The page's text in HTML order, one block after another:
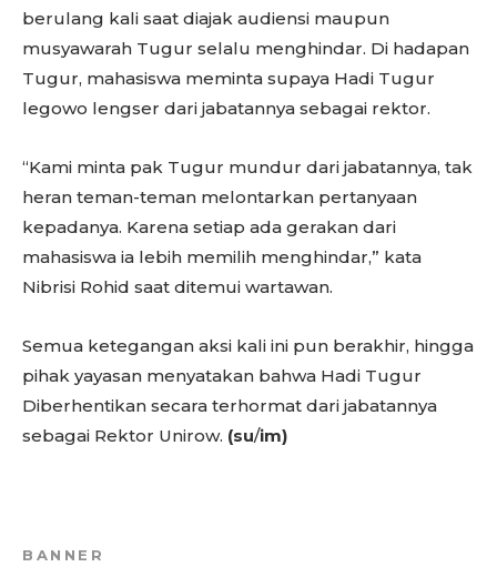
berulang kali saat diajak audiensi maupun
musyawarah Tugur selalu menghindar. Di hadapan
Tugur, mahasiswa meminta supaya Hadi Tugur
legowo lengser dari jabatannya sebagai rektor.
“Kami minta pak Tugur mundur dari jabatannya, tak
heran teman-teman melontarkan pertanyaan
kepadanya. Karena setiap ada gerakan dari
mahasiswa ia lebih memilih menghindar,” kata
Nibrisi Rohid saat ditemui wartawan.
Semua ketegangan aksi kali ini pun berakhir, hingga
pihak yayasan menyatakan bahwa Hadi Tugur
Diberhentikan secara terhormat dari jabatannya
sebagai Rektor Unirow. (su/im)
BANNER